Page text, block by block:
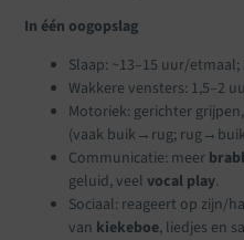
In één oogopslag
Slaap: ~13–15 uur/etmaal;
Wakkere vensters: 1,5–2
Motoriek: gerichter
(vaak buik→rug; rug→buik
Communicatie: meer
geluid, veelvocal play.
Sociaal: reageert op zijn/
van kiekeboe, liedjes en